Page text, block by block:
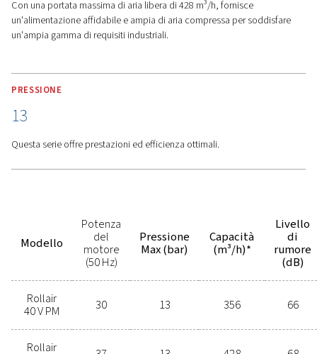
Controller Airlogic2T -Il touchscreen Airlogic2T
cose. È possibile controllare le prestazioni del
effettuare regolazioni rapidamente e mantenere tutto
Robustezza -
durata del compressore, riducendo il tempo dedicato
Caratteristiche
Opzioni